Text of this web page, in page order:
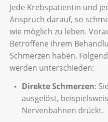
Jede Krebspatientin und
Anspruch darauf, so
wie möglich zu leben.
Betroffene ihrem
Schmerzen haben.
werden unterschieden:
Direkte Schmerzen:
ausgelöst,
Nervenbahnen drückt.